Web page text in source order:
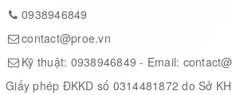
0938946849
contact@proe.vn
Kỹ thuật: 0938946849 - Email:
Giấy phép ĐKKD số 0314481872 do Sở